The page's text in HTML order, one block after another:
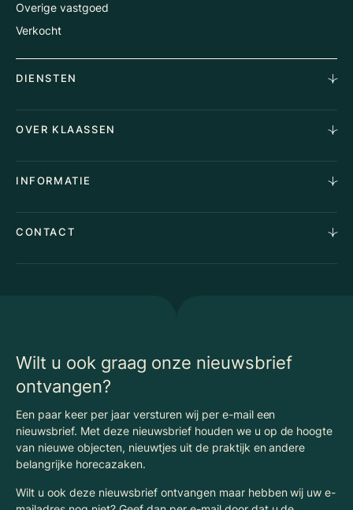
Overige vastgoed
Verkocht
DIENSTEN
Aankoopopdracht
Stille verkoop
Taxaties
Advies
OVER KLAASSEN
Waarom Klaassen
Vacatures
Algemene voorwaarden
INFORMATIE
Vergunningen
CONTACT
Wilt u ook graag onze nieuwsbrief
ontvangen?
Een paar keer per jaar versturen wij per e-mail een
nieuwsbrief. Met deze nieuwsbrief houden we u op de hoogte
van nieuwe objecten, nieuwtjes uit de praktijk en andere
belangrijke horecazaken.
Wilt u ook deze nieuwsbrief ontvangen maar hebben wij uw e-